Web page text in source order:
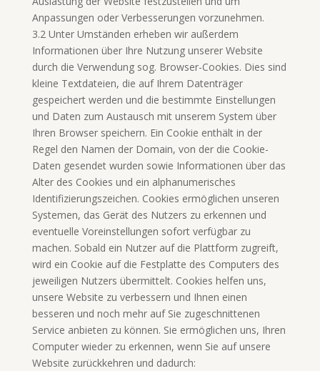
Anpassungen oder Verbesserungen vorzunehmen.
3.2 Unter Umständen erheben wir außerdem
Informationen über Ihre Nutzung unserer Website
durch die Verwendung sog. Browser-Cookies. Dies sind
kleine Textdateien, die auf Ihrem Datenträger
gespeichert werden und die bestimmte Einstellungen
und Daten zum Austausch mit unserem System über
Ihren Browser speichern. Ein Cookie enthält in der
Regel den Namen der Domain, von der die Cookie-
Daten gesendet wurden sowie Informationen über das
Alter des Cookies und ein alphanumerisches
Identifizierungszeichen. Cookies ermöglichen unseren
Systemen, das Gerät des Nutzers zu erkennen und
eventuelle Voreinstellungen sofort verfügbar zu
machen. Sobald ein Nutzer auf die Plattform zugreift,
wird ein Cookie auf die Festplatte des Computers des
jeweiligen Nutzers übermittelt. Cookies helfen uns,
unsere Website zu verbessern und Ihnen einen
besseren und noch mehr auf Sie zugeschnittenen
Service anbieten zu können. Sie ermöglichen uns, Ihren
Computer wieder zu erkennen, wenn Sie auf unsere
Website zurückkehren und dadurch: